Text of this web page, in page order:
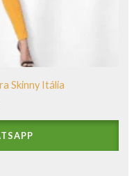
Skinny Itália